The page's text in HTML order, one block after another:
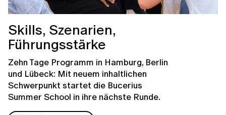
Skills, Szenarien,
Führungsstärke
Zehn Tage Programm in Hamburg, Berlin
und Lübeck: Mit neuem inhaltlichen
Schwerpunkt startet die Bucerius
Summer School in ihre nächste Runde.